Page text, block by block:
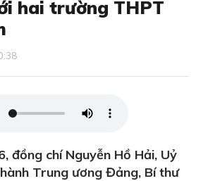
hai trường THPT
đồng chí Nguyễn Hồ Hải, Uỷ
Trung ương Đảng, Bí thư